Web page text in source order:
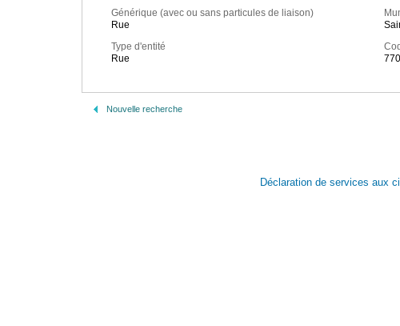
Générique (avec ou sans particules de liaison)
Rue
Type d'entité
Rue
Nouvelle recherche
Déclaration de services aux